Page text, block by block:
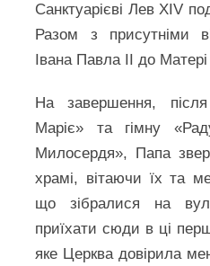
Санктуарієві Лев XIV
Разом з присутніми
Івана Павла ІІ до
На завершення,
Маріє» та гімну
Милосердя», Папа
храмі, вітаючи їх та
що зібралися на
приїхати сюди в ці
яке Церква довірила